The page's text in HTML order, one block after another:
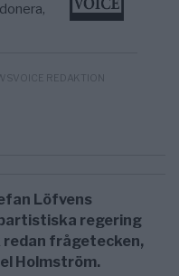
REDAKTION
Löfvens
regering
frågetecken,
Holmström.